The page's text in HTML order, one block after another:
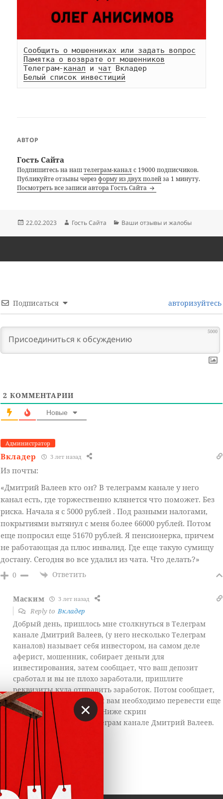
Сообщить о мошенниках или задать вопрос
Памятка о возврате от мошенников
Телеграм-канал и чат
Белый список инвестиций
АВТОР
Гость Сайта
Подпишитесь на наштелеграм-каналс 19000 подписчиков.
Публикуйте отзывы черезформу из двух полейза 1 минуту.
Посмотреть все записи автора Гость Сайта
Опубликовано
22.02.2023 Автор
Гость Сайта Рубрики
Ваши отзывы и жалобы
Подписаться авторизуйтесь
5000
2 КОММЕНТАРИИ
Новые
Администратор
Вкладер 3 лет назад
Из почты:
«Дмитрий Валеев кто он? В телеграмм канале у него
канал есть, где торжественно клянется что поможет. Без
риска. Начала я с 5000 рублей . Под разными налогами,
покрытиями вытянул с меня более 66000 рублей. Потом
еще попросил еще 51670 рублей. Я пенсионерка, причем
не работающая да плюс инвалид. Где еще такую сумищу
достану. Сегодня во все удалил из чата. Что делать?»
0 Ответить
Маским 3 лет назад
Reply toВкладер
Добрый день, пришлось мне столкнуться в Телеграм
канале Дмитрий Валеев, (у него несколько Телеграм
каналов) называет себя инвестором, на самом деле
аферист, мошенник, собирает деньги для
инвестирования, затем сообщает, что ваш депозит
сработал и вы не плохо заработали, пришлите
реквизиты куда отправить заработок. Потом сообщает,
что произошла ошибка и вам необходимо перевести еще
13,7% от суммы вывода. Ниже скрин
моей переписки на Телеграм канале Дмитрий Валеев.
0
×